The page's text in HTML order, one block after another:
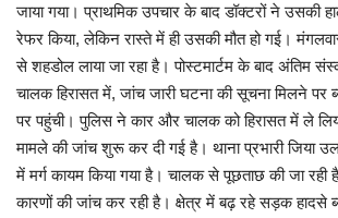
जाया गया। प्राथमिक उपचार के बाद डॉक्टरों ने उसकी
रेफर किया, लेकिन रास्ते में ही उसकी मौत हो गई।
से शहडोल लाया जा रहा है। पोस्टमार्टम के बाद अंतिम
चालक हिरासत में, जांच जारी घटना की सूचना मिलने पर
पर पहुंची। पुलिस ने कार और चालक को हिरासत में ले
मामले की जांच शुरू कर दी गई है। थाना प्रभारी जिया
में मर्ग कायम किया गया है। चालक से पूछताछ की जा
कारणों की जांच कर रही है। क्षेत्र में बढ़ रहे सड़क हादसे